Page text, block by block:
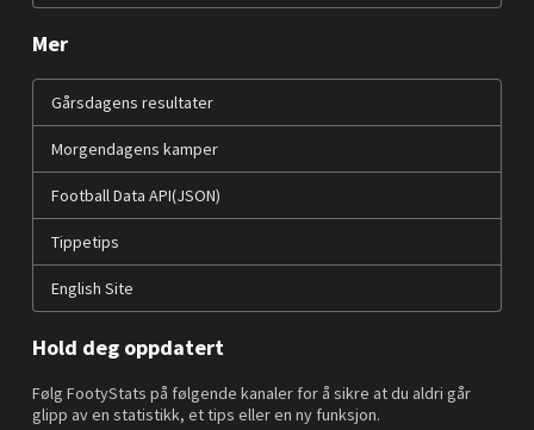
Mer
Gårsdagens resultater
Morgendagens kamper
Football Data API(JSON)
Tippetips
English Site
Hold deg oppdatert
Følg FootyStats på følgende kanaler for å sikre at du aldri går
glipp av en statistikk, et tips eller en ny funksjon.